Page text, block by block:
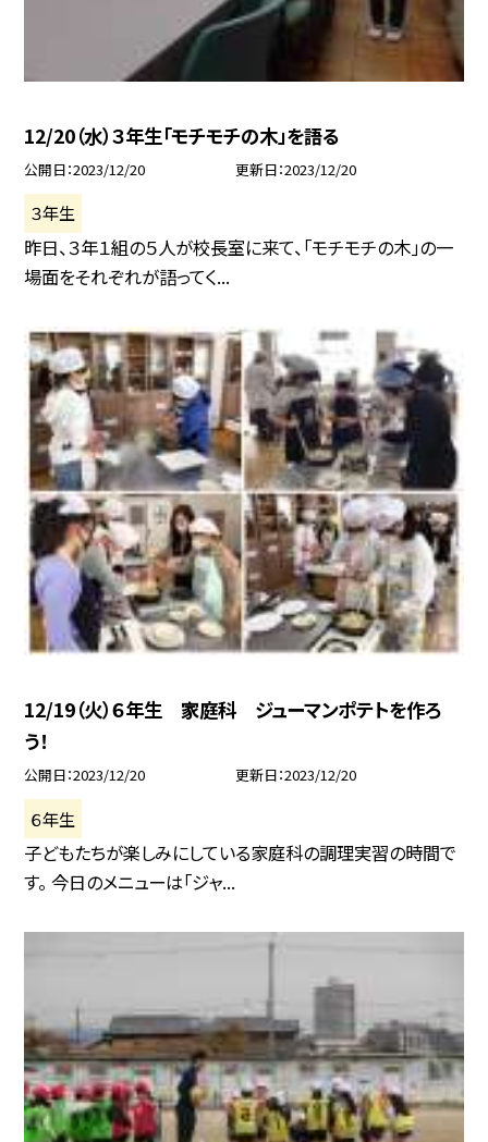
12/20（水）３年生「モチモチの木」を語る
公開日 2023/12/20 更新日 2023/12/20
３年生
昨日、３年１組の５人が校長室に来て、「モチモチの木」の一
場面をそれぞれが語ってく...
12/19（火）６年生 家庭科 ジューマンポテトを作ろ
う！
公開日 2023/12/20 更新日 2023/12/20
６年生
子どもたちが楽しみにしている家庭科の調理実習の時間で
す。 今日のメニューは「ジャ...